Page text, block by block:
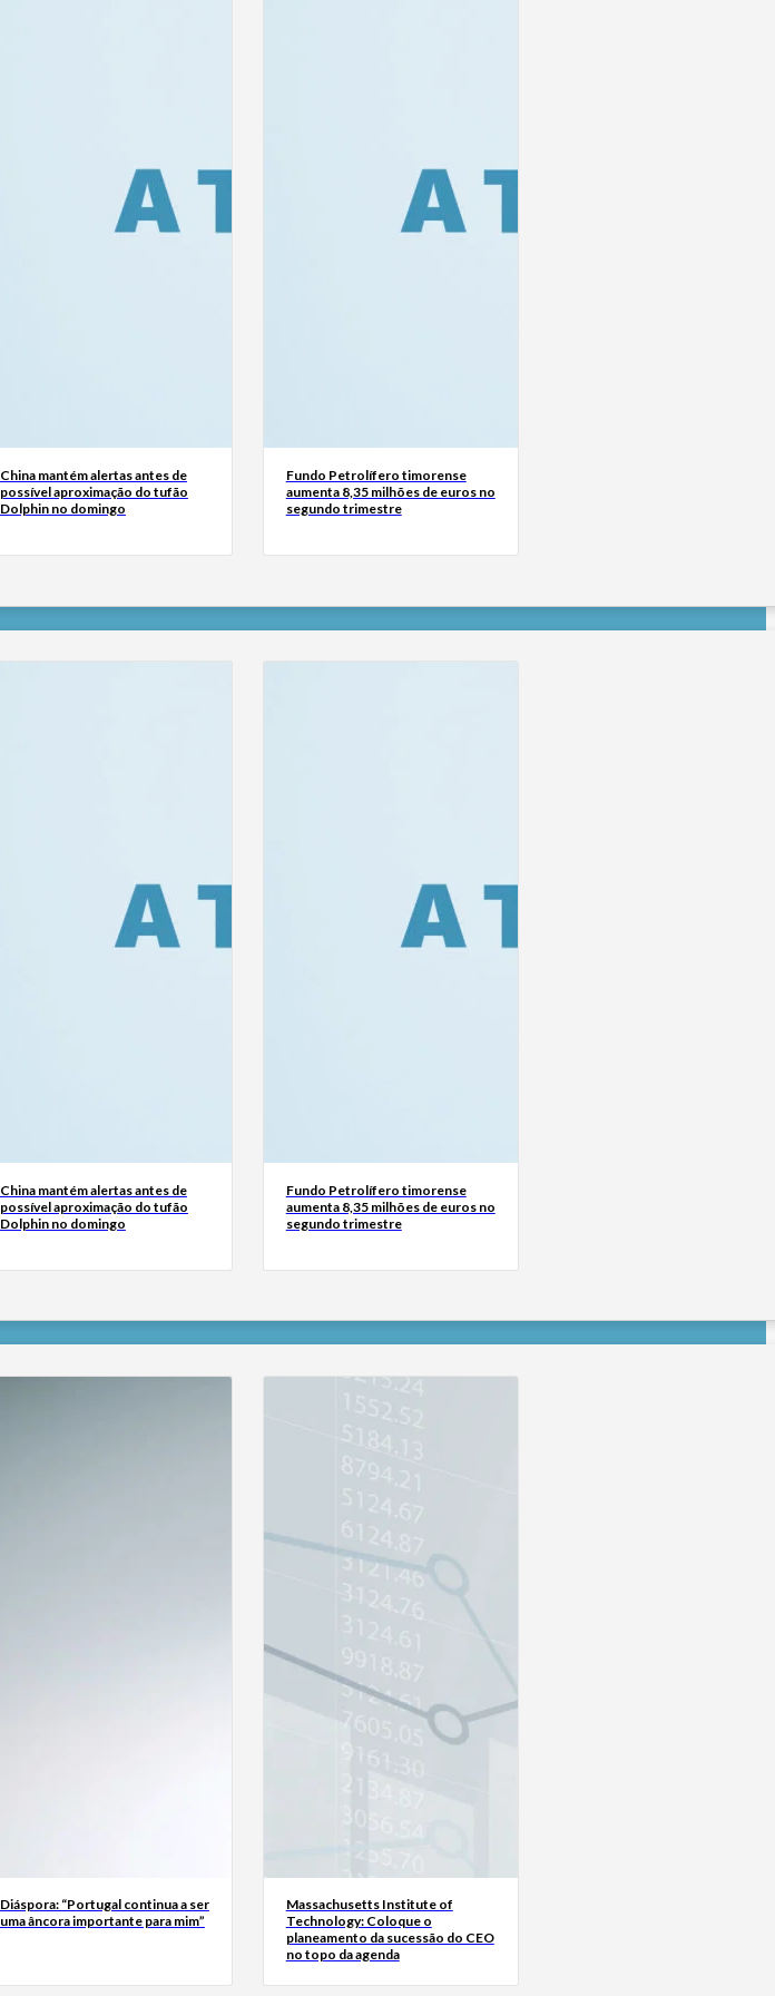
China mantém alertas antes de
possível aproximação do tufão
Dolphin no domingo
Fundo Petrolífero timorense
aumenta 8,35 milhões de euros no
segundo trimestre
China mantém alertas antes de
possível aproximação do tufão
Dolphin no domingo
Fundo Petrolífero timorense
aumenta 8,35 milhões de euros no
segundo trimestre
Diáspora: “Portugal continua a ser
uma âncora importante para mim”
Massachusetts Institute of
Technology: Coloque o
planeamento da sucessão do CEO
no topo da agenda